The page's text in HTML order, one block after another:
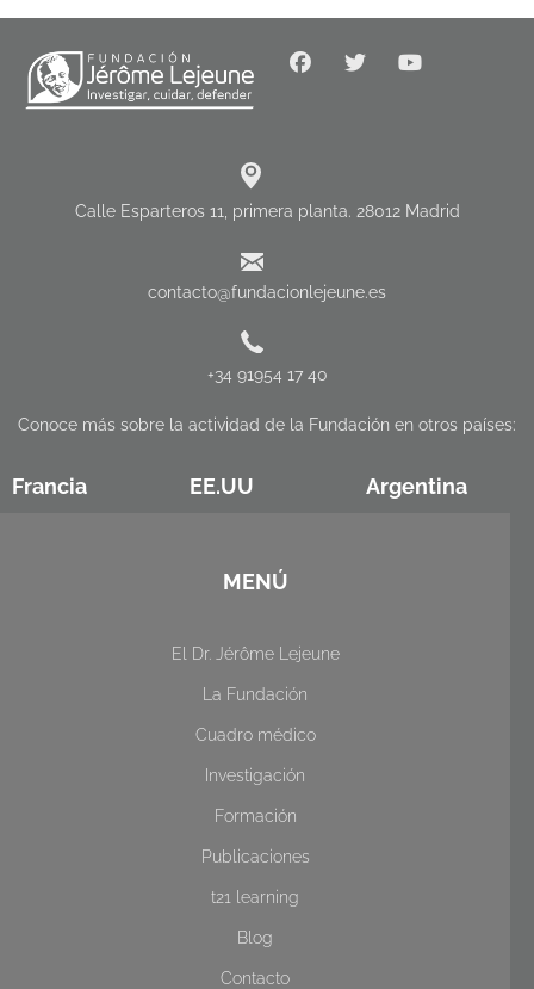
Calle Esparteros 11, primera planta. 28012 Madrid
contacto@fundacionlejeune.es
+34 91954 17 40
Conoce más sobre la actividad de la Fundación en otros países:
Francia EE.UU Argentina
MENÚ
El Dr. Jérôme Lejeune
La Fundación
Cuadro médico
Investigación
Formación
Publicaciones
t21 learning
Blog
Contacto